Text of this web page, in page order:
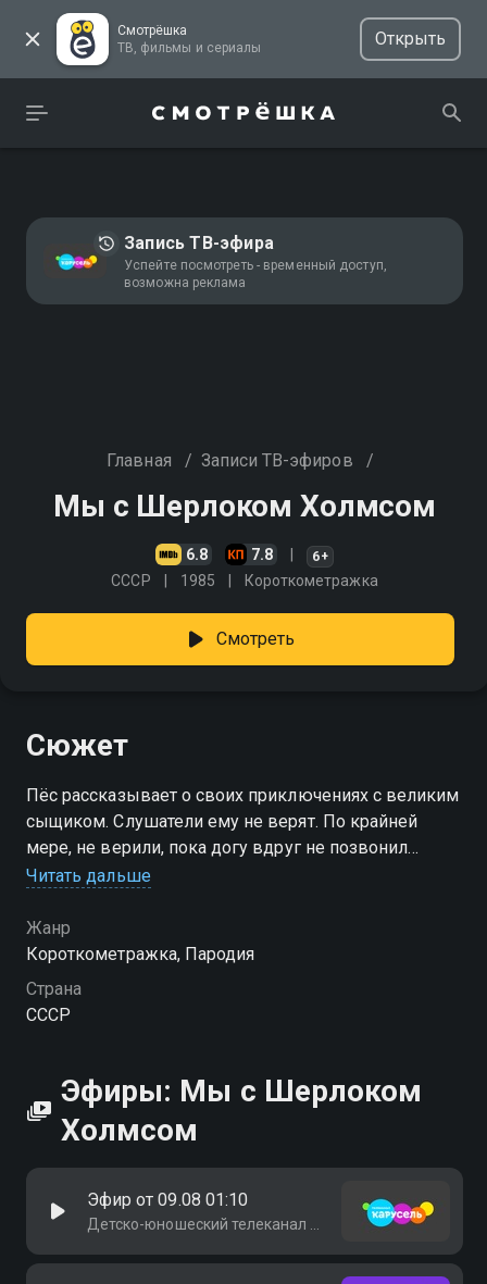
Смотрёшка
ТВ, фильмы и сериалы
Открыть
Запись ТВ-эфира
Успейте посмотреть - временный доступ,
возможна реклама
Главная / Записи ТВ-эфиров /
Мы с Шерлоком Холмсом
6.8 7.8 6+
СССР 1985 Короткометражка
Смотреть
Сюжет
Пёс рассказывает о своих приключениях с великим
сыщиком. Слушатели ему не верят. По крайней
мере, не верили, пока догу вдруг не позвонил
Шерлок Холмс
Читать дальше
Жанр
Короткометражка, Пародия
Страна
СССР
Эфиры: Мы с Шерлоком
Холмсом
Эфир от 09.08 01:10